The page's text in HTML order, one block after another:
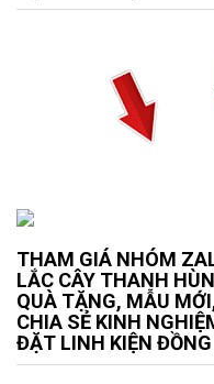
THAM GIÁ NHÓM
LẮC CÂY THANH
QUÀ TẶNG, MẪU
CHIA SẺ KINH
ĐẶT LINH KIỆN